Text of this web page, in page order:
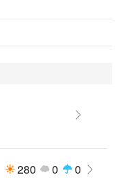
バー #水槽セット #オー
自由研究 #飼育 #じょう
石風 #和風
280 0 0